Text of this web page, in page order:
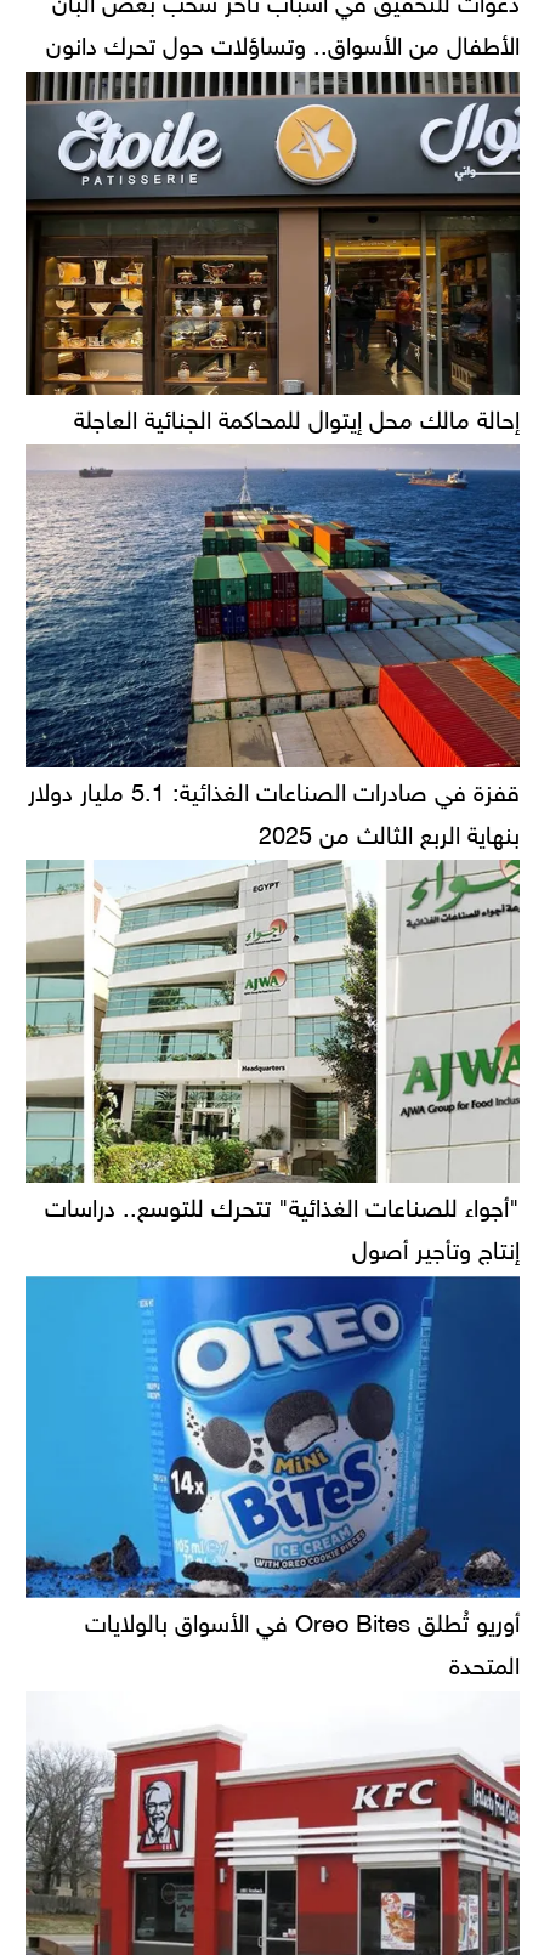
الأطفال من الأسواق.. وتساؤلات حول تحرك دانون
إحالة مالك محل إيتوال للمحاكمة الجنائية العاجلة
قفزة في صادرات الصناعات الغذائية: 5.1 مليار دولار
بنهاية الربع الثالث من 2025
"أجواء للصناعات الغذائية" تتحرك للتوسع.. دراسات
إنتاج وتأجير أصول
أوريو تُطلق Oreo Bites في الأسواق بالولايات
المتحدة